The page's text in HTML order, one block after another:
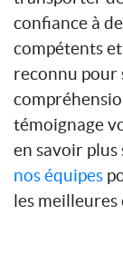
confiance à
compétents
reconnu pour
témoignage
en savoir plus
nos équipes
les